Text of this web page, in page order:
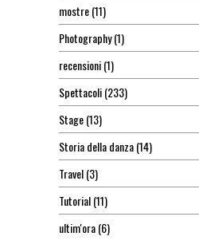
mostre(11)
Photography(1)
recensioni(1)
Spettacoli(233)
Stage(13)
Storia della danza(14)
Travel(3)
Tutorial(11)
ultim'ora(6)